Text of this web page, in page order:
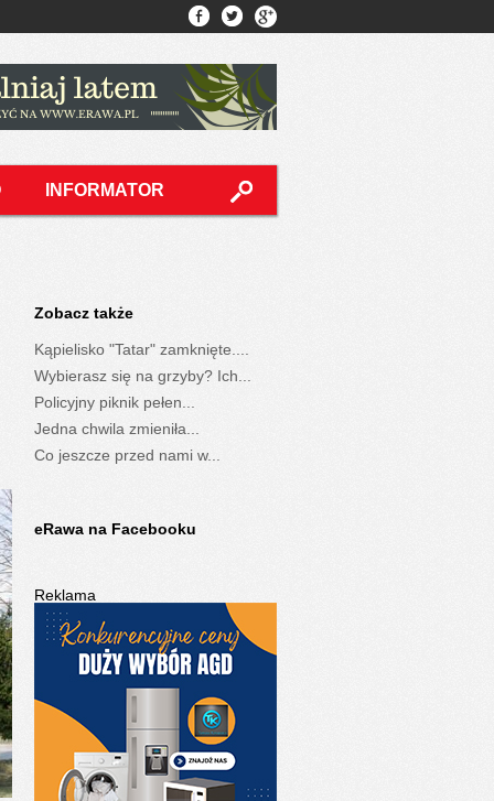
INFORMATOR
Zobacz także
Kąpielisko "Tatar" zamknięte....
Wybierasz się na grzyby? Ich...
Policyjny piknik pełen...
Jedna chwila zmieniła...
Co jeszcze przed nami w...
eRawa na Facebooku
Reklama